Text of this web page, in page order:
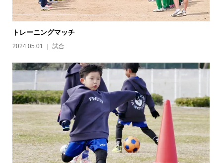
トレーニングマッチ
2024.05.01 試合